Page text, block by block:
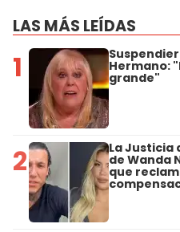
LAS MÁS LEÍDAS
1 Hermano:
grande"
2 La Justicia
de Wanda
que